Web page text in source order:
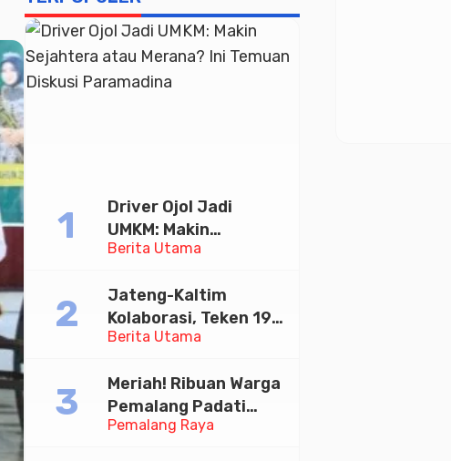
Berita Utama
Driver Ojol Jadi
UMKM: Makin
Sejahtera atau
Diskusi Paramadina
Berita Utama
Jateng-Kaltim
Kolaborasi, Teken 19
Kerja Sama Ekonomi
Pemalang Raya
Meriah! Ribuan Warga
Pemalang Padati
Kirab Festival Kamir